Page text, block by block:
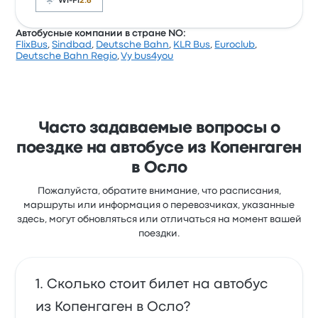
Рейтинг компании на Busbud: 3.6 (всего оценок:
Автобусные компании в стране NO:
FlixBus,Sindbad , Deutsche Bahn, KLR Bus, Euroclub,
Deutsche Bahn Regio,Vy bus4you
Часто задаваемые вопросы о
поездке на автобусе из Копенгаген
в Осло
Пожалуйста, обратите внимание, что расписания,
маршруты или информация о перевозчиках, указанные
здесь, могут обновляться или отличаться на момент вашей
поездки.
Сколько стоит билет на автобус
из Копенгаген в Осло?